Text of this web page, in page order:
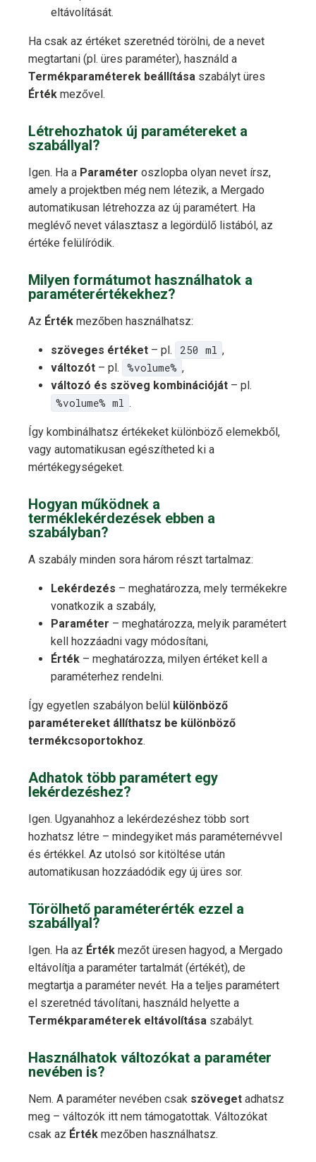
eltávolítását.
Ha csak az értéket szeretnéd törölni, de a nevet
megtartani (pl. üres paraméter), használd a
Termékparaméterek beállítása szabályt üres
Érték mezővel.
Létrehozhatok új paramétereket a
szabállyal?
Igen. Ha a Paraméter oszlopba olyan nevet írsz,
amely a projektben még nem létezik, a Mergado
automatikusan létrehozza az új paramétert. Ha
meglévő nevet választasz a legördülő listából, az
értéke felülíródik.
Milyen formátumot használhatok a
paraméterértékekhez?
Az Érték mezőben használhatsz:
szöveges értéket – pl. 250 ml ,
változót – pl. %volume% ,
változó és szöveg kombinációját – pl.
%volume% ml .
Így kombinálhatsz értékeket különböző elemekből,
vagy automatikusan egészítheted ki a
mértékegységeket.
Hogyan működnek a
terméklekérdezések ebben a
szabályban?
A szabály minden sora három részt tartalmaz:
Lekérdezés – meghatározza, mely termékekre
vonatkozik a szabály,
Paraméter – meghatározza, melyik paramétert
kell hozzáadni vagy módosítani,
Érték – meghatározza, milyen értéket kell a
paraméterhez rendelni.
Így egyetlen szabályon belül különböző
paramétereket állíthatsz be különböző
termékcsoportokhoz.
Adhatok több paramétert egy
lekérdezéshez?
Igen. Ugyanahhoz a lekérdezéshez több sort
hozhatsz létre – mindegyiket más paraméternévvel
és értékkel. Az utolsó sor kitöltése után
automatikusan hozzáadódik egy új üres sor.
Törölhető paraméterérték ezzel a
szabállyal?
Igen. Ha az Érték mezőt üresen hagyod, a Mergado
eltávolítja a paraméter tartalmát (értékét), de
megtartja a paraméter nevét. Ha a teljes paramétert
el szeretnéd távolítani, használd helyette a
Termékparaméterek eltávolítása szabályt.
Használhatok változókat a paraméter
nevében is?
Nem. A paraméter nevében csak szöveget adhatsz
meg – változók itt nem támogatottak. Változókat
csak az Érték mezőben használhatsz.